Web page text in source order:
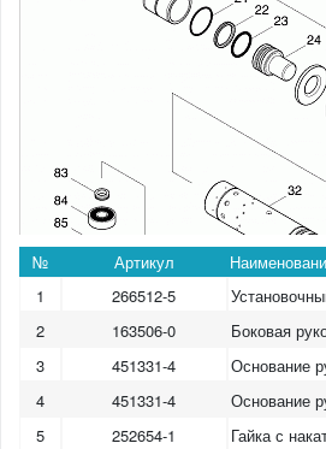
№ Артикул
1
266512-5
2
163506-0 Боковая
3
451331-4 Основание
4
451331-4 Основание
5
252654-1 Гайка с